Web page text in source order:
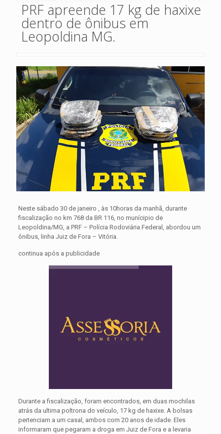
PRF apreende 17 kg de haxixe
dentro de ônibus em
Leopoldina MG.
Neste sábado 30 de janeiro , às 10horas da manhã, durante
fiscalização no km 768 da BR 116, no munícipio de
Leopoldina/MG, a PRF – Polícia Rodoviária Federal, abordou um
ônibus, linha Juiz de Fora – Vitória.
continua após a publicidade
Durante a fiscalização, foram encontrados, em duas mochilas
atrás da ultima poltrona do veículo, 17 kg de haxixe. A bolsas
pertenciam a um casal, ambos com 20 anos de idade. Eles
informaram que pegaram a droga em Juiz de Fora e a levaria